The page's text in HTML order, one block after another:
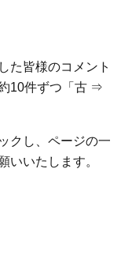
た皆様のコメント
10件ずつ「古 ⇒
クし、ページの一
いいたします。